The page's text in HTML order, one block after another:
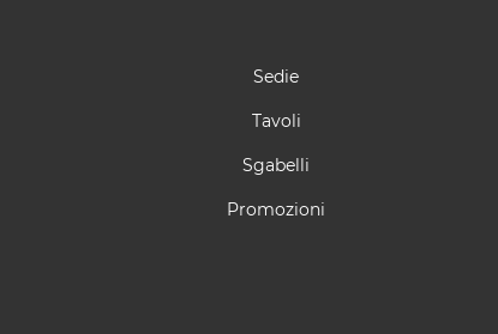
Sedie
Tavoli
Sgabelli
Promozioni